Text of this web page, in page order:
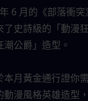
6 月的《部落衝
了史詩級的「動漫
公爵」造型。
本月黃金通行證你
漫風格英雄造型